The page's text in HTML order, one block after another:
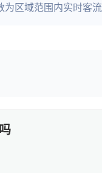
区域范围内实时客